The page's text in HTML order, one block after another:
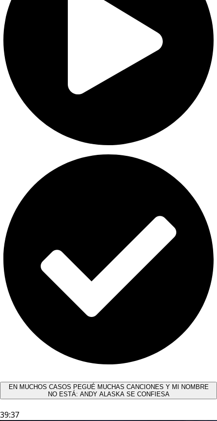
EN MUCHOS CASOS PEGUÉ MUCHAS CANCIONES Y MI NOMBRE
NO ESTÁ: ANDY ALASKA SE CONFIESA​
39:37